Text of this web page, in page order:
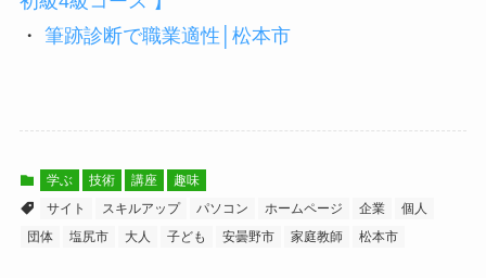
・ 筆跡診断で職業適性│松本市
学ぶ 技術 講座
趣味
サイト
スキルアップ パソコン ホームページ 企業
個人
団体
塩尻市 大人 子ども 安曇野市 家庭教師 松本市